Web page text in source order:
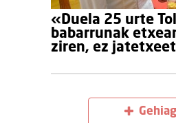
«Duela 25 urte
babarrunak
ziren, ez